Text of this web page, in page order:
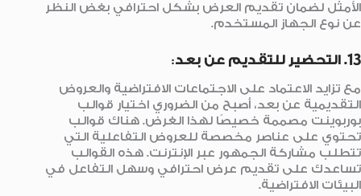
الأمثل لضمان تقديم العرض بشكل احترافي بغض النظر
عن نوع الجهاز المستخدم.
13. التحضير للتقديم عن بعد :
مع تزايد الاعتماد على الاجتماعات الافتراضية والعروض
التقديمية عن بعد، أصبح من الضروري اختيار قوالب
بوربوينت مصممة خصيصًا لهذا الغرض. هناك قوالب
تحتوي على عناصر مخصصة للعروض التفاعلية التي
تتطلب مشاركة الجمهور عبر الإنترنت. هذه القوالب
تساعدك على تقديم عرض احترافي وسهل التفاعل في
البيئات الافتراضية.